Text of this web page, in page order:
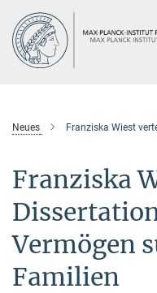
Hauptinhalt
Neues Franziska Wiest
Franziska
Vermögen
Familien